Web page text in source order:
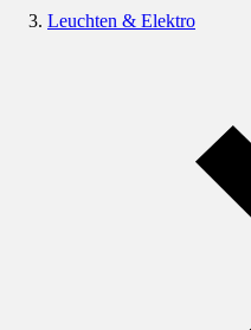
Leuchten & Elektro